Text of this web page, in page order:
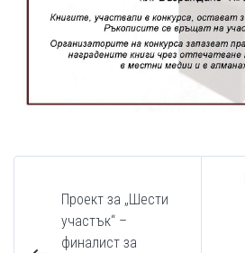
Проект за „Шести
участък“ –
финалист за